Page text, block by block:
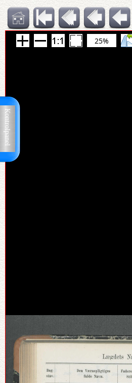
Kontrolpanel
25%